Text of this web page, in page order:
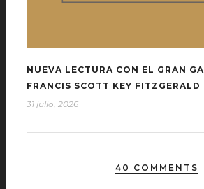
NUEVA LECTURA CON EL GRAN
FRANCIS SCOTT KEY FITZGERALD
31 julio, 2026
40 COMMENTS